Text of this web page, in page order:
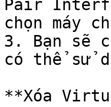
Pair
chọn máy
3. Bạn sẽ
có thể sử
**Xóa